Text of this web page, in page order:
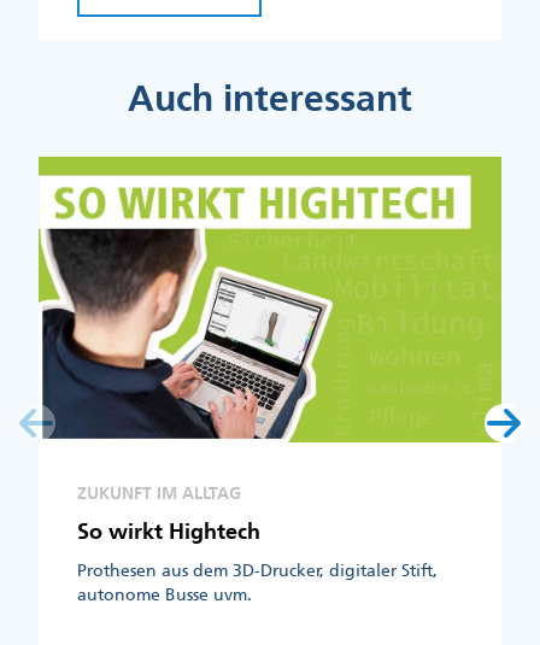
Auch interessant
ZUKUNFT IM ALLTAG
So wirkt Hightech
Prothesen aus dem 3D-Drucker, digitaler Stift,
autonome Busse uvm.